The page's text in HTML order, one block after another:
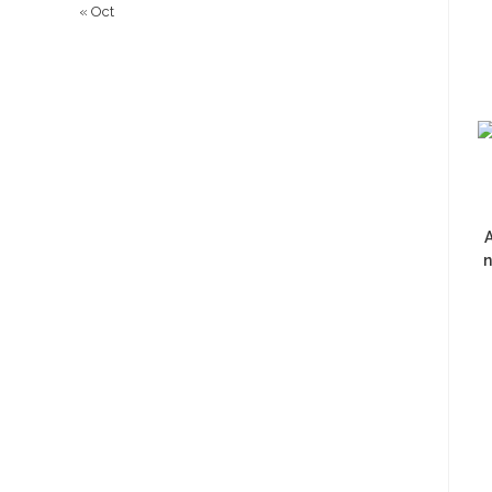
« Oct